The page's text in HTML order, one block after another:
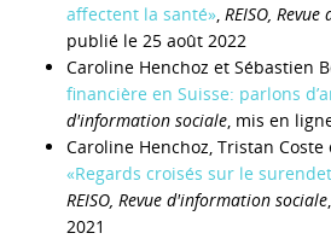
affectent la santé», REISO,
publié le 25 août 2022
Caroline Henchoz et Sébastien
financière en Suisse: parlons
d'information sociale, mis en
Caroline Henchoz, Tristan Coste
«Regards croisés sur le
REISO, Revue d'information sociale
2021